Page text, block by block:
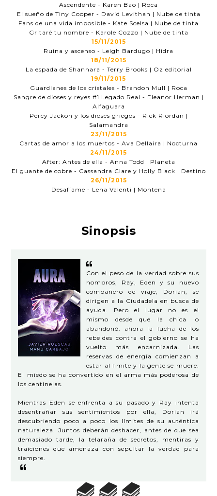
Ascendente - Karen Bao | Roca
El sueño de Tiny Cooper - David Levithan | Nube de tinta
Fans de una vida imposible - Kate Scelsa | Nube de tinta
Gritaré tu nombre - Karole Cozzo | Nube de tinta
15/11/2015
Ruina y ascenso - Leigh Bardugo | Hidra
18/11/2015
La espada de Shannara - Terry Brooks | Oz editorial
19/11/2015
Guardianes de los cristales - Brandon Mull | Roca
Sangre de dioses y reyes #1 Legado Real - Eleanor Herman |
Alfaguara
Percy Jackon y los dioses griegos - Rick Riordan |
Salamandra
23/11/2015
Cartas de amor a los muertos - Ava Dellaira | Nocturna
24/11/2015
After: Antes de ella - Anna Todd | Planeta
El guante de cobre - Cassandra Clare y Holly Black | Destino
26/11/2015
Desafíame - Lena Valenti | Montena
Sinopsis
Con el peso de la verdad sobre sus
hombros, Ray, Eden y su nuevo
compañero de viaje, Dorian, se
dirigen a la Ciudadela en busca de
ayuda. Pero el lugar no es el
mismo desde que la chica lo
abandonó: ahora la lucha de los
rebeldes contra el gobierno se ha
vuelto más encarnizada. Las
reservas de energía comienzan a
estar al límite y la gente se muere.
El miedo se ha convertido en el arma más poderosa de
los centinelas.
Mientras Eden se enfrenta a su pasado y Ray intenta
desentrañar sus sentimientos por ella, Dorian irá
descubriendo poco a poco los límites de su auténtica
naturaleza. Juntos deberán deshacer, antes de que sea
demasiado tarde, la telaraña de secretos, mentiras y
traiciones que amenaza con sepultar la verdad para
siempre.